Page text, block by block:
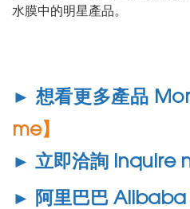
水膜中的明星產品。
► 想看更多產品
me】
► 立即洽詢 Inquire
► 阿里巴巴 Alibaba